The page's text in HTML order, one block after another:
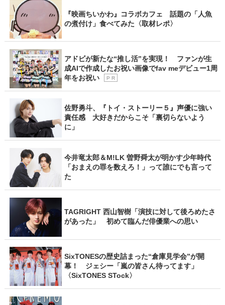
『映画ちいかわ』コラボカフェ 話題の「人魚
の煮付け」食べてみた〈取材レポ〉
アドビが新たな“推し活”を実現！ ファンが生
成AIで作成したお祝い画像でfav meデビュー1周
年をお祝い
P R
佐野勇斗、『トイ・ストーリー５』声優に強い
責任感 大好きだからこそ「裏切らないよう
に」
今井竜太郎＆M!LK 曽野舜太が明かす少年時代
「おまえの罪を数えろ！」って誰にでも言って
た
TAGRIGHT 西山智樹「演技に対して後ろめたさ
があった」 初めて臨んだ俳優業への思い
SixTONESの歴史詰まった“倉庫見学会”が開
幕！ ジェシー「嵐の皆さん待ってます」
〈SixTONES STock〉